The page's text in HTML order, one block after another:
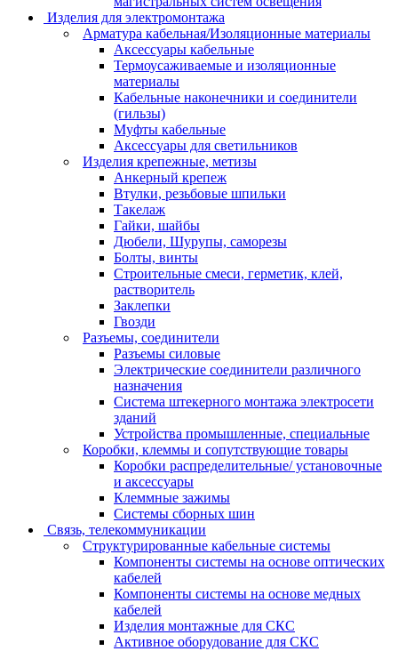
Изделия для электромонтажа
Арматура кабельная/Изоляционные материалы
Аксессуары кабельные
Термоусаживаемые и изоляционные
материалы
Кабельные наконечники и соединители
(гильзы)
Муфты кабельные
Аксессуары для светильников
Изделия крепежные, метизы
Анкерный крепеж
Втулки, резьбовые шпильки
Такелаж
Гайки, шайбы
Дюбели, Шурупы, саморезы
Болты, винты
Строительные смеси, герметик, клей,
растворитель
Заклепки
Гвозди
Разъемы, соединители
Разъемы силовые
Электрические соединители различного
назначения
Система штекерного монтажа электросети
зданий
Устройства промышленные, специальные
Коробки, клеммы и сопутствующие товары
Коробки распределительные/ установочные
и аксессуары
Клеммные зажимы
Системы сборных шин
Связь, телекоммуникации
Структурированные кабельные системы
Компоненты системы на основе оптических
кабелей
Компоненты системы на основе медных
кабелей
Изделия монтажные для СКС
Активное оборудование для СКС